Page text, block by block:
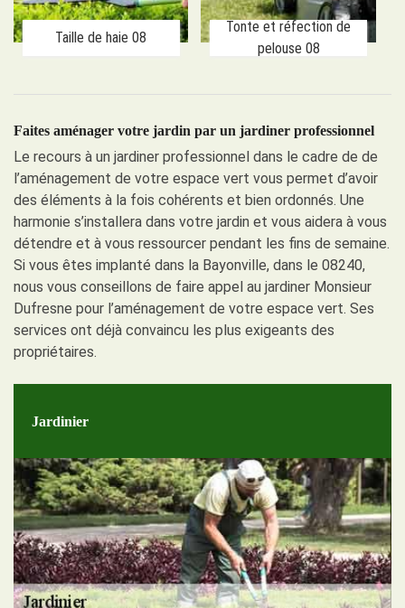
Taille de haie 08
Tonte et réfection de
pelouse 08
Faites aménager votre jardin par un jardiner professionnel
Le recours à un jardiner professionnel dans le cadre de de
l’aménagement de votre espace vert vous permet d’avoir
des éléments à la fois cohérents et bien ordonnés. Une
harmonie s’installera dans votre jardin et vous aidera à vous
détendre et à vous ressourcer pendant les fins de semaine.
Si vous êtes implanté dans la Bayonville, dans le 08240,
nous vous conseillons de faire appel au jardiner Monsieur
Dufresne pour l’aménagement de votre espace vert. Ses
services ont déjà convaincu les plus exigeants des
propriétaires.
Jardinier